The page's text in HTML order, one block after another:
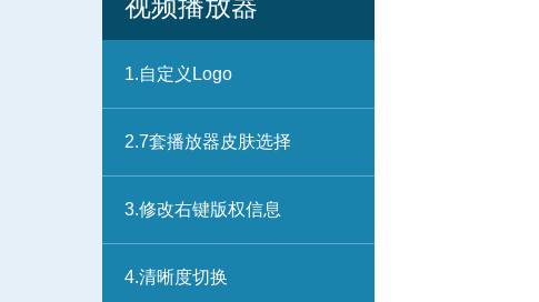
视频播放器
1.自定义Logo
2.7套播放器皮肤选择
3.修改右键版权信息
4.清晰度切换